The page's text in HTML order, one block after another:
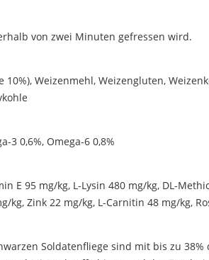
von zwei Minuten gefressen wird.
Weizenmehl, Weizengluten,
3 0,6%, Omega-6 0,8%
E 95 mg/kg, L-Lysin 480 mg/kg, DL-
kg, Zink 22 mg/kg, L-Carnitin 48 mg/kg,
Soldatenfliege sind mit bis zu